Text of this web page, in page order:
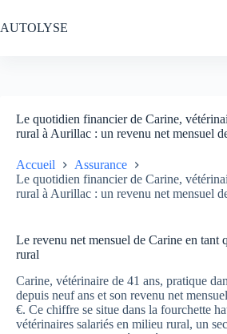
au
contenu
AUTOLYSE
Le quotidien financier de Carine,
rural à Aurillac : un revenu net mensuel
Accueil
Assurance
Le quotidien financier de Carine,
rural à Aurillac : un revenu net mensuel
Le revenu net mensuel de Carine en tant
rural
Carine, vétérinaire de 41 ans, pratique
depuis neuf ans et son revenu net
€. Ce chiffre se situe dans la fourchette
vétérinaires salariés en milieu rural, un